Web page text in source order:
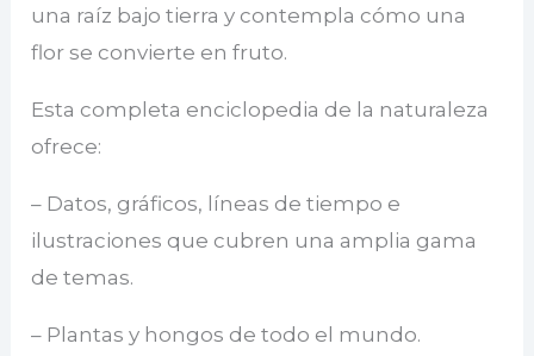
una raíz bajo tierra y contempla cómo una
flor se convierte en fruto.
Esta completa enciclopedia de la naturaleza
ofrece:
– Datos, gráficos, líneas de tiempo e
ilustraciones que cubren una amplia gama
de temas.
– Plantas y hongos de todo el mundo.